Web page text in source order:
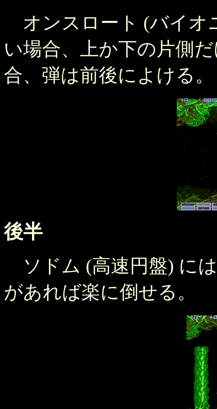
オンスロート (バイオ
い場合、上か下の片側
合、弾は前後によける。
後半
ソドム (高速円盤) に
があれば楽に倒せる。